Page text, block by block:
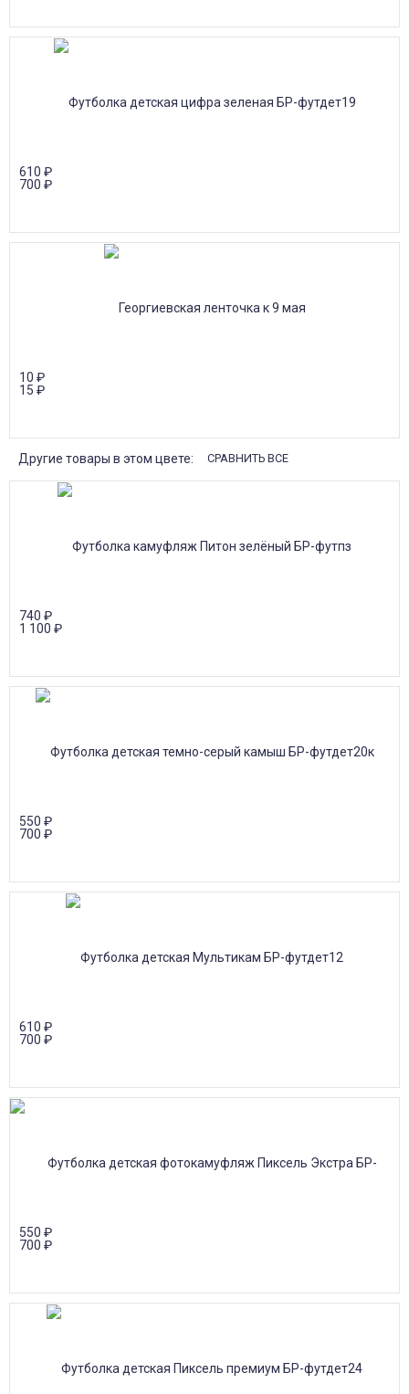
610 ₽
700 ₽
10 ₽
15 ₽
Другие товары в этом цвете: СРАВНИТЬ ВСЕ
740 ₽
1 100 ₽
550 ₽
700 ₽
610 ₽
700 ₽
550 ₽
700 ₽